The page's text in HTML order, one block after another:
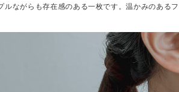
ルながらも存在感のある一枚です。温かみのある